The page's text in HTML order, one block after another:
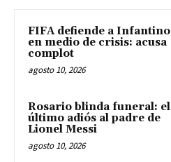
FIFA defiende a Infantino
en medio de crisis: acusa
complot
agosto 10, 2026
Rosario blinda funeral: el
último adiós al padre de
Lionel Messi
agosto 10, 2026